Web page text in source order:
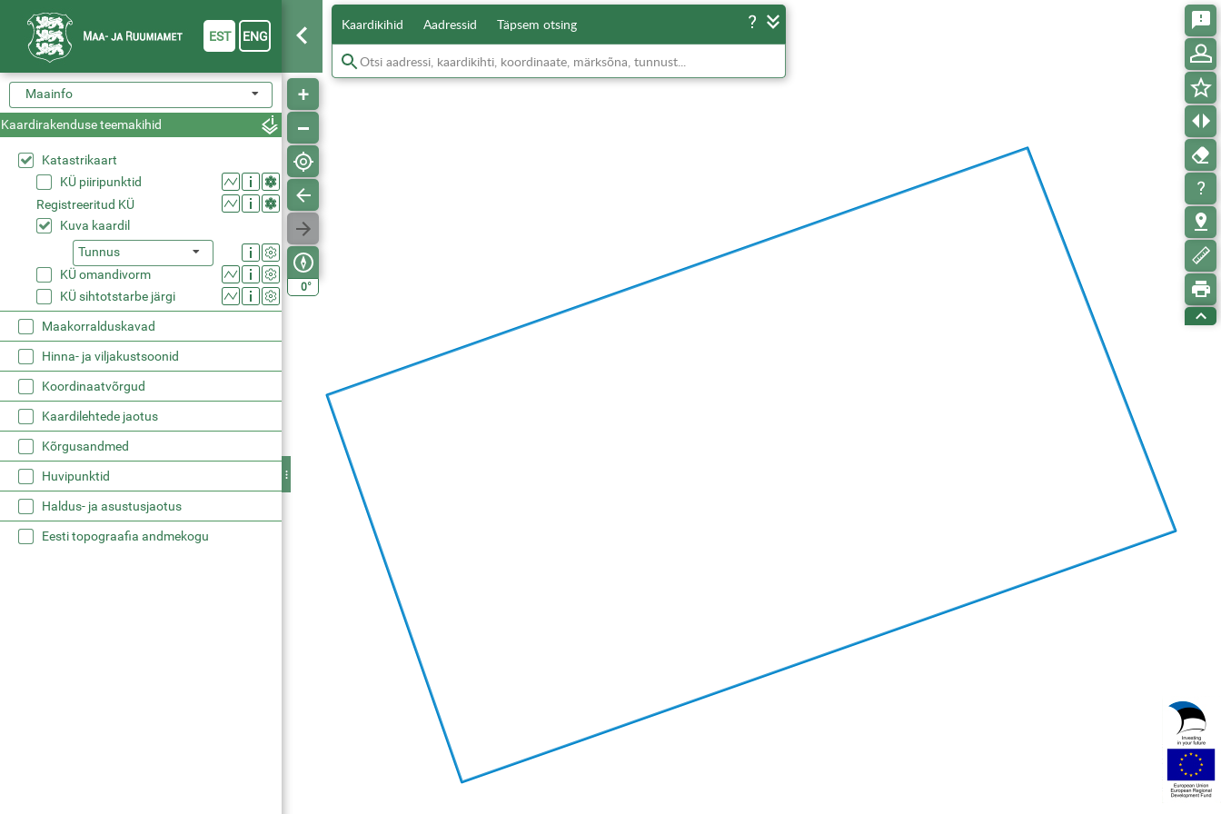
0°
Kaardikihid Aadressid Täpsem otsing
Maainfo
Kaardirakenduse teemakihid
Katastrikaart
KÜ piiripunktid
Registreeritud KÜ
Kuva kaardil
Tunnus
KÜ omandivorm
KÜ sihtotstarbe järgi
Maakorralduskavad
Hinna- ja viljakustsoonid
Koordinaatvõrgud
Kaardilehtede jaotus
Kõrgusandmed
Huvipunktid
Haldus- ja asustusjaotus
Eesti topograafia andmekogu
EST ENG